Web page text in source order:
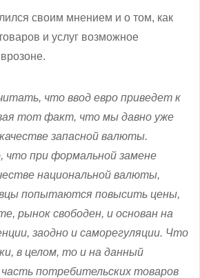
своим мнением и о том, как
и услуг возможное
что ввод евро приведет к
тот факт, что мы давно уже
запасной валюты.
что при формальной замене
национальной валюты,
попытаются повысить цены,
рынок свободен, и основан на
заодно и саморегуляции. Что
в целом, то и на данный
потребительских товаров